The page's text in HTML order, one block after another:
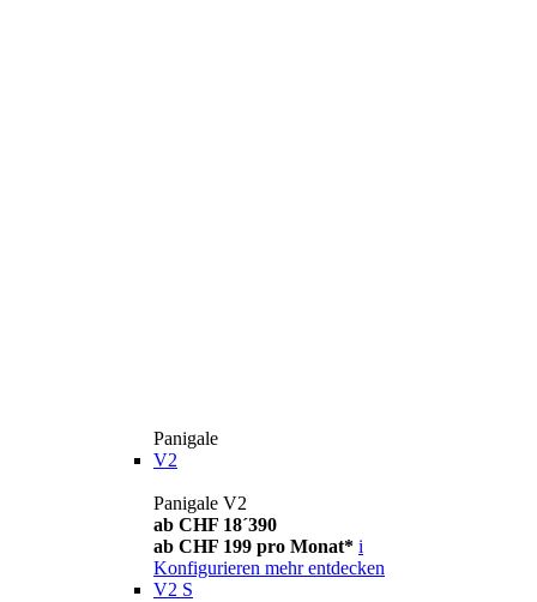
Panigale
V2
Panigale V2
ab CHF 18´390
ab CHF 199 pro Monat* i
Konfigurieren mehr entdecken
V2 S